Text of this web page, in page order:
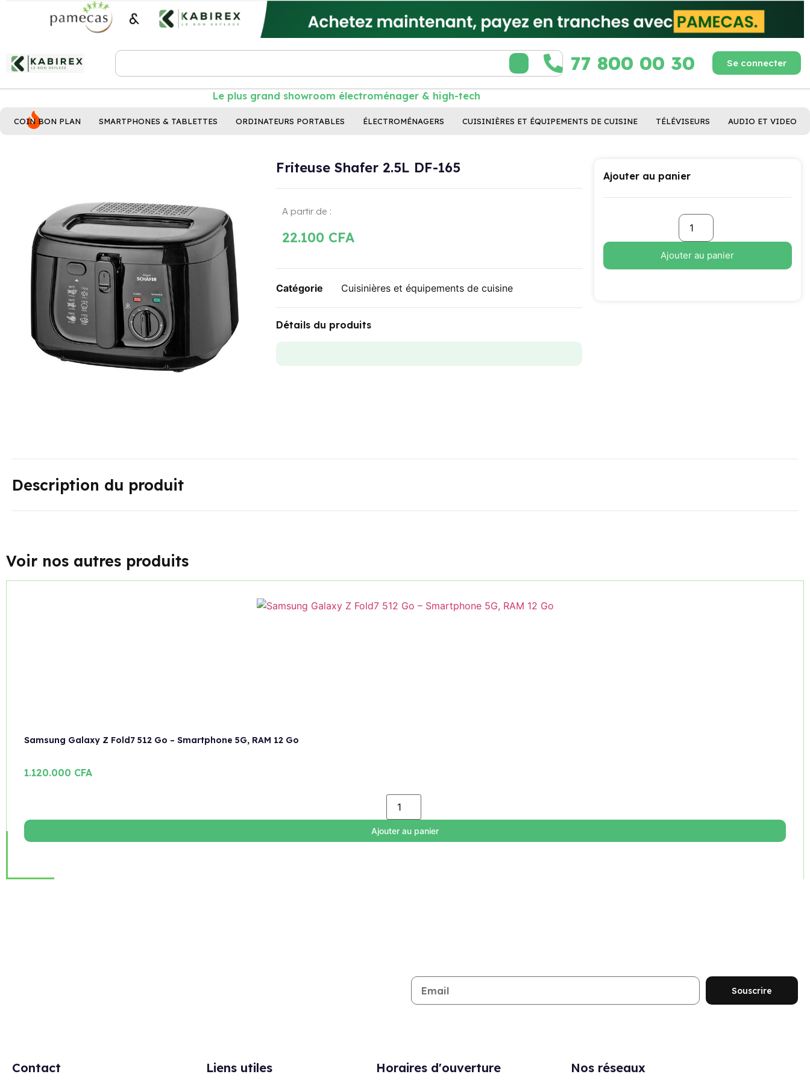
77 800 00 30 Se connecter
Le plus grand showroom électroménager & high-tech au S
COIN BON PLAN SMARTPHONES & TABLETTES ORDINATEURS PORTABLES ÉLECTROMÉNAGERS CUISINIÈRES ET ÉQUIPEMENTS DE CUISINE TÉLÉVISEURS AUDIO ET VIDEO
Friteuse Shafer 2.5L DF-165
A partir de :
22.100 CFA
Catégorie Cuisinières et équipements de cuisine
Détails du produits
Ajouter au panier
Ajouter au panier
Description du produit
Voir nos autres produits
Samsung Galaxy Z Fold7 512 Go – Smartphone 5G, RAM 12 Go
1.120.000 CFA
Ajouter au panier
Souscrire
Contact Liens utiles Horaires d'ouverture Nos réseaux